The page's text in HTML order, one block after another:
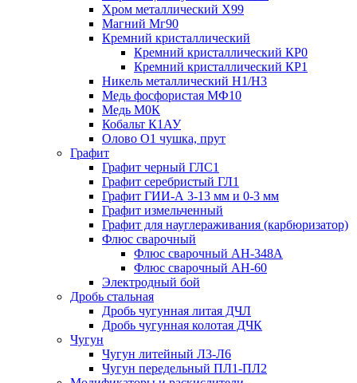
Хром металлический Х99
Магний Мг90
Кремний кристаллический
Кремний кристаллический КР0
Кремний кристаллический КР1
Никель металлический Н1/Н3
Медь фосфористая МФ10
Медь М0К
Кобальт К1АУ
Олово О1 чушка, прут
Графит
Графит черный ГЛС1
Графит серебристый ГЛ1
Графит ГИИ-А 3-13 мм и 0-3 мм
Графит измельченный
Графит для науглераживания (карбюризатор)
Флюс сварочный
Флюс сварочный АН-348А
Флюс сварочный АН-60
Электродный бой
Дробь стальная
Дробь чугунная литая ДЧЛ
Дробь чугунная колотая ДЧК
Чугун
Чугун литейный Л3-Л6
Чугун передельный ПЛ1-ПЛ2